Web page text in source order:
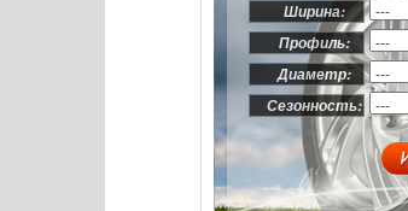
Ширина:
Профиль:
Диаметр:
Сезонность: